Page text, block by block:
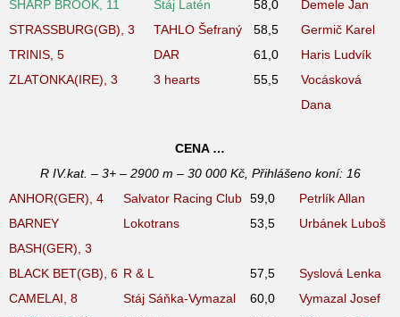
SHARP BROOK, 11
Stáj Latén 58,0
Demele Jan
STRASSBURG(GB), 3
TAHLO Šefraný 58,5
Germič Karel
TRINIS, 5
DAR 61,0
Haris Ludvík
ZLATONKA(IRE), 3
3 hearts 55,5
Vocásková
Dana
CENA …
R IV.kat. – 3+ – 2900 m – 30 000 Kč, Přihlášeno koní: 16
ANHOR(GER), 4
Salvator Racing Club 59,0
Petrlík Allan
BARNEY
BASH(GER), 3
Lokotrans 53,5 Urbánek Luboš
BLACK BET(GB), 6 R & L 57,5
Syslová Lenka
CAMELAI, 8
Stáj Sáňka-Vymazal 60,0
Vymazal Josef